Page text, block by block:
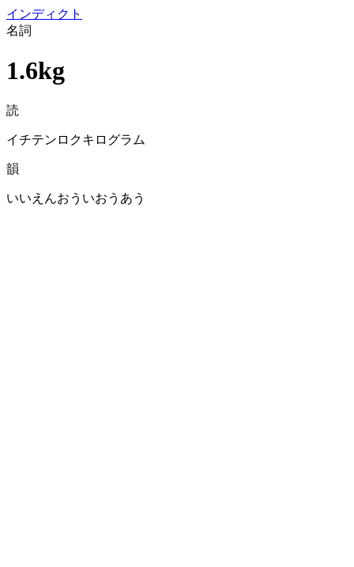
インディクト
名詞
1.6kg
読
イチテンロクキログラム
韻
いいえんおういおうあう